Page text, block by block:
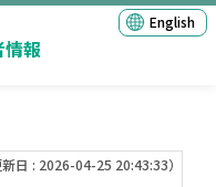
情報
English
新日 : 2026-04-25 20:43:33）